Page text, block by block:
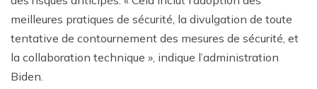
meilleures pratiques de sécurité, la divulgation de toute
tentative de contournement des mesures de sécurité, et
la collaboration technique », indique l’administration
Biden.